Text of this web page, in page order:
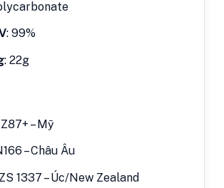
: 99%
: 22g
– Mỹ
– Châu Âu
1337 – Úc/New Zealand